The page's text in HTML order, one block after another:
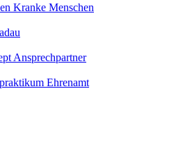
Kranke Menschen
Ansprechpartner
Ehrenamt